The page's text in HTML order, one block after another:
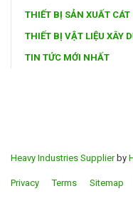
THIẾT BỊ SẢN XUẤT CÁT
THIẾT BỊ VẬT LIỆU XÂY
TIN TỨC MỚI NHẤT
Heavy Industries Supplierby
Privacy Terms Sitemap